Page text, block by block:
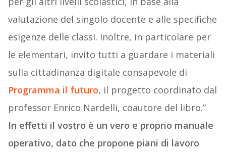
valutazione del singolo docente e alle specifiche
esigenze delle classi. Inoltre, in particolare per
le elementari, invito tutti a guardare i materiali
sulla cittadinanza digitale consapevole di
Programma il futuro, il progetto coordinato dal
professor Enrico Nardelli, coautore del libro.”
In effetti il vostro è un vero e proprio manuale
operativo, dato che propone piani di lavoro